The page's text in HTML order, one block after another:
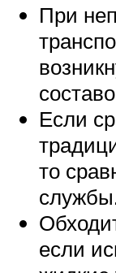
При
Если
то
если